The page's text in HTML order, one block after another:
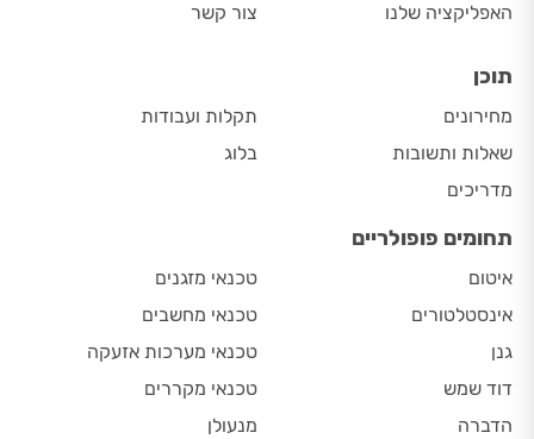
האפליקציה שלנו
צור קשר
תוכן
מחירונים
שאלות ותשובות
מדריכים
תקלות ועבודות
בלוג
תחומים פופולריים
איטום
אינסטלטורים
גנן
דוד שמש
הדברה
טכנאי מזגנים
טכנאי מחשבים
טכנאי מערכות אזעקה
טכנאי מקררים
מנעולן